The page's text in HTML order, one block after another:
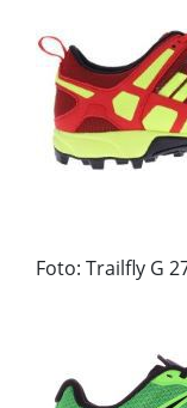
Foto: Trailfly G